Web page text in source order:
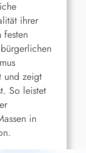
ihrer
und zeigt
So leistet
in